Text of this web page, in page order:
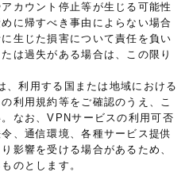
カウント停止等が生じる可能性
に帰すべき事由によらない場合
生じた損害について責任を負い
は過失がある場合は、この限り
利用する国または地域における
利用規約等をご確認のうえ、こ
なお、VPNサービスの利用可否
、通信環境、各種サービス提供
影響を受ける場合があるため、
のとします。